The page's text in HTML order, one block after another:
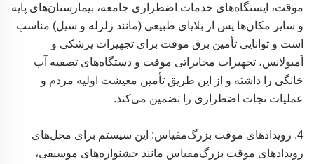
موقت، ایستگاه‌های خدمات اضطراری جامعه، بیمارستان‌های پایه
و سایر مکان‌ها پس از بلایای طبیعی (مانند زلزله و سیل) مناسب
است و توانایی تأمین برق موقت برای تجهیزات پزشکی و
آمبولانس، تجهیزات مخابراتی موقت و دستگاه‌های تصفیه آب
خانگی را داشته و از این طریق تأمین معیشت اولیه مردم و
عملیات نجات اضطراری را تضمین می‌کند.
4. رویدادهای موقت بزرگ‌مقیاس: این سیستم برای محل‌های
رویدادهای موقت بزرگ‌مقیاس مانند جشنواره‌های موسیقی،